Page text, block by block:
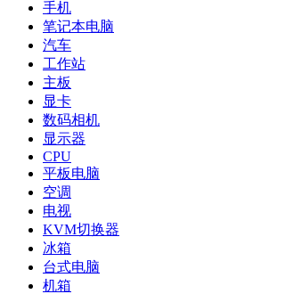
手机
笔记本电脑
汽车
工作站
主板
显卡
数码相机
显示器
CPU
平板电脑
空调
电视
KVM切换器
冰箱
台式电脑
机箱